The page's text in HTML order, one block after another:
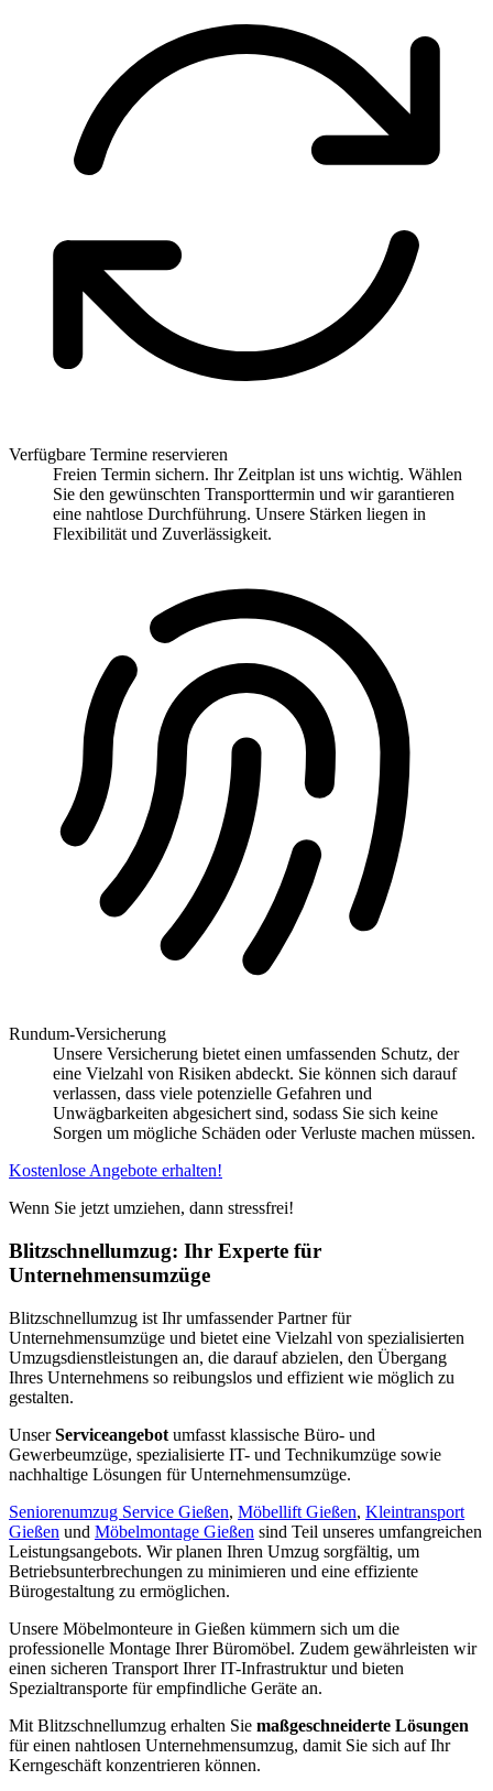
Verfügbare Termine reservieren
Freien Termin sichern. Ihr Zeitplan ist uns wichtig. Wählen
Sie den gewünschten Transporttermin und wir garantieren
eine nahtlose Durchführung. Unsere Stärken liegen in
Flexibilität und Zuverlässigkeit.
Rundum-Versicherung
Unsere Versicherung bietet einen umfassenden Schutz, der
eine Vielzahl von Risiken abdeckt. Sie können sich darauf
verlassen, dass viele potenzielle Gefahren und
Unwägbarkeiten abgesichert sind, sodass Sie sich keine
Sorgen um mögliche Schäden oder Verluste machen müssen.
Kostenlose Angebote erhalten!
Wenn Sie jetzt umziehen, dann stressfrei!
Blitzschnellumzug: Ihr Experte für
Unternehmensumzüge
Blitzschnellumzug ist Ihr umfassender Partner für
Unternehmensumzüge und bietet eine Vielzahl von spezialisierten
Umzugsdienstleistungen an, die darauf abzielen, den Übergang
Ihres Unternehmens so reibungslos und effizient wie möglich zu
gestalten.
UnserServiceangebot umfasst klassische Büro- und
Gewerbeumzüge, spezialisierte IT- und Technikumzüge sowie
nachhaltige Lösungen für Unternehmensumzüge.
Seniorenumzug Service Gießen, Möbellift Gießen, Kleintransport
Gießen und Möbelmontage Gießen sind Teil unseres umfangreichen
Leistungsangebots. Wir planen Ihren Umzug sorgfältig, um
Betriebsunterbrechungen zu minimieren und eine effiziente
Bürogestaltung zu ermöglichen.
Unsere Möbelmonteure in Gießen kümmern sich um die
professionelle Montage Ihrer Büromöbel. Zudem gewährleisten wir
einen sicheren Transport Ihrer IT-Infrastruktur und bieten
Spezialtransporte für empfindliche Geräte an.
Mit Blitzschnellumzug erhalten Sie maßgeschneiderte Lösungen
für einen nahtlosen Unternehmensumzug, damit Sie sich auf Ihr
Kerngeschäft konzentrieren können.